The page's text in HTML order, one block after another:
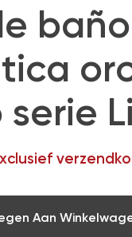
Aan